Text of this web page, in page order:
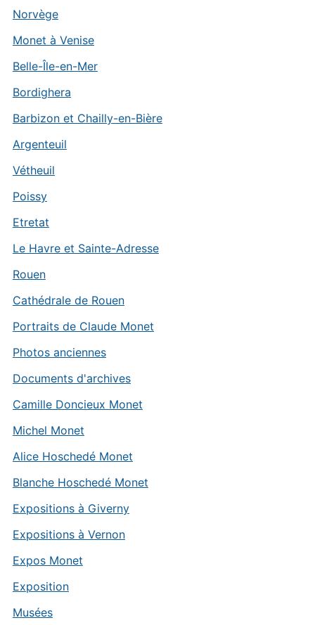
Norvège
Monet à Venise
Belle-Île-en-Mer
Bordighera
Barbizon et Chailly-en-Bière
Argenteuil
Vétheuil
Poissy
Etretat
Le Havre et Sainte-Adresse
Rouen
Cathédrale de Rouen
Portraits de Claude Monet
Photos anciennes
Documents d'archives
Camille Doncieux Monet
Michel Monet
Alice Hoschedé Monet
Blanche Hoschedé Monet
Expositions à Giverny
Expositions à Vernon
Expos Monet
Exposition
Musées